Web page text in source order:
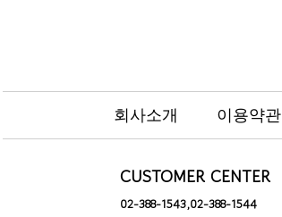
회사소개 이용약관
CUSTOMER CENTER
02-388-1543,02-388-1544